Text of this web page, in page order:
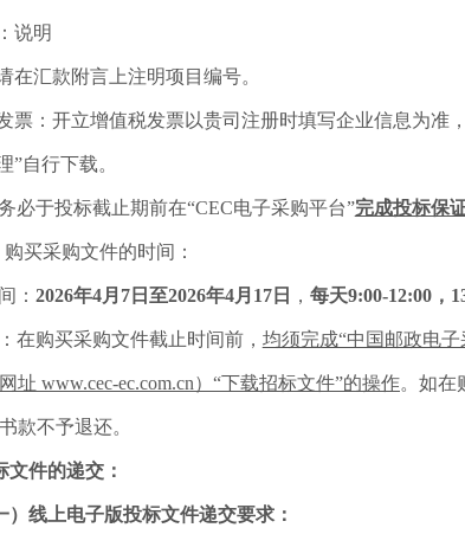
说明
在汇款附言上注明项目编号。
票：开立增值税发票以贵司注册时填写企业信息为准
”自行下载。
必于投标截止期前在“CEC电子采购平台”完成投标保
购买采购文件的时间：
： 2026年4月7日至2026年4月17日 ， 每天9:00-12:00，
在购买采购文件截止时间前， 均须完成“中国邮政电
址 www.cec-ec.com.cn）“下载招标文件”的操作。如在
款不予退还。
文件的递交：
）线上电子版投标文件递交要求：